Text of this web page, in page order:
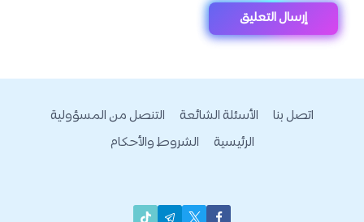
اتصل بنا الأسئلة الشائعة
التنصل من المسؤولية
الرئيسية
الشروط والأحكام